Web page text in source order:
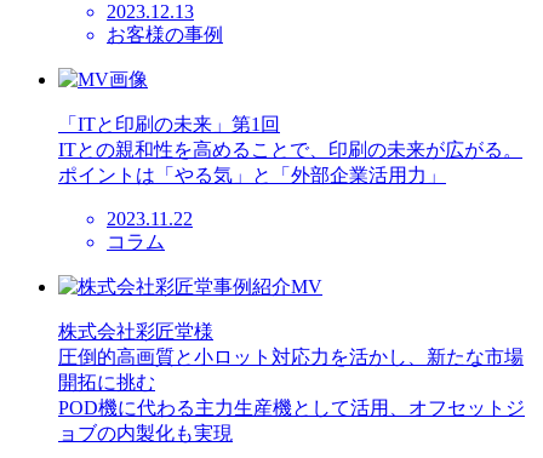
2023.12.13
お客様の事例
「ITと印刷の未来」第1回
ITとの親和性を高めることで、印刷の未来が広がる。
ポイントは「やる気」と「外部企業活用力」
2023.11.22
コラム
株式会社彩匠堂様
圧倒的高画質と小ロット対応力を活かし、新たな市場
開拓に挑む
POD機に代わる主力生産機として活用、オフセットジ
ョブの内製化も実現